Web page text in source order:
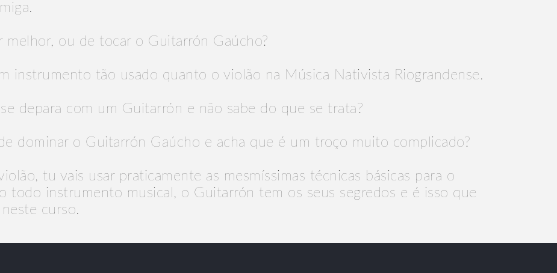
melhor, ou de tocar o Guitarrón Gaúcho?
instrumento tão usado quanto o violão na Música Nativista Riograndense.
depara com um Guitarrón e não sabe do que se trata?
dominar o Guitarrón Gaúcho e acha que é um troço muito complicado?
tu vais usar praticamente as mesmíssimas técnicas básicas para o
todo instrumento musical, o Guitarrón tem os seus segredos e é isso que
curso.